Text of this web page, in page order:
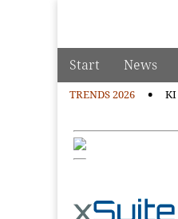
Main menu
Skip to content
Start News
TRENDS 2026 KI